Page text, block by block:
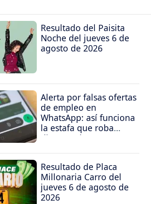
Resultado del Paisita
Noche del jueves 6 de
agosto de 2026
Alerta por falsas ofertas
de empleo en
WhatsApp: así funciona
la estafa que roba
dinero y datos
Resultado de Placa
Millonaria Carro del
jueves 6 de agosto de
2026